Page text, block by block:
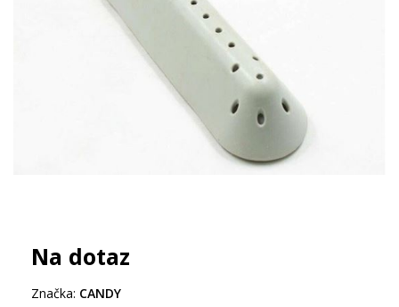
Na dotaz
Značka: CANDY